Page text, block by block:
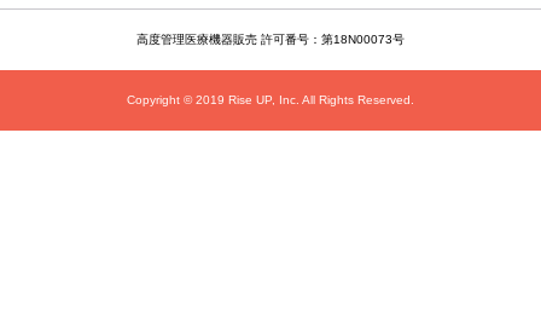
高度管理医療機器販売 許可番号：第18N00073号
Copyright © 2019 Rise UP, Inc. All Rights Reserved.